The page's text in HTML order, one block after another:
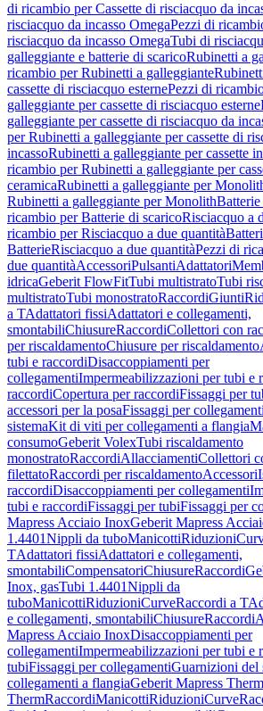
di ricambio per Cassette di risciacquo da
risciacquo da incasso OmegaPezzi di
risciacquo da incasso OmegaTubi di
galleggiante e batterie di scaricoRubinetti a
ricambio per Rubinetti a galleggiante
cassette di risciacquo esternePezzi di
galleggiante per cassette di risciacquo esterne
galleggiante per cassette di risciacquo da
per Rubinetti a galleggiante per cassette di
incassoRubinetti a galleggiante per cassette
ricambio per Rubinetti a galleggiante per
ceramicaRubinetti a galleggiante per
Rubinetti a galleggiante per Monolith
ricambio per Batterie di scaricoRisciacquo a
ricambio per Risciacquo a due quantità
BatterieRisciacquo a due quantitàPezzi di
due quantitàAccessoriPulsantiAdattatori
idricaGeberit FlowFitTubi multistratoTubi
multistratoTubi monostratoRaccordiGiunti
a TAdattatori fissiAdattatori e collegamenti,
smontabiliChiusureRaccordiCollettori con
per riscaldamentoChiusure per riscaldamento
tubi e raccordiDisaccoppiamenti per
collegamentiImpermeabilizzazioni per tubi e
raccordiCopertura per raccordiFissaggi per
accessori per la posaFissaggi per collegamenti
sistemaKit di viti per collegamenti a flangia
consumoGeberit VolexTubi riscaldamento
monostratoRaccordiAllacciamentiCollettori
filettatoRaccordi per riscaldamentoAccessori
raccordiDisaccoppiamenti per collegamenti
tubi e raccordiFissaggi per tubiFissaggi per
Mapress Acciaio InoxGeberit Mapress
1.4401Nippli da tuboManicottiRiduzioni
TAdattatori fissiAdattatori e collegamenti,
smontabiliCompensatoriChiusureRaccordi
Inox, gasTubi 1.4401Nippli da
tuboManicottiRiduzioniCurveRaccordi a T
e collegamenti, smontabiliChiusureRaccordi
Mapress Acciaio InoxDisaccoppiamenti per
collegamentiImpermeabilizzazioni per tubi e
tubiFissaggi per collegamentiGuarnizioni del
collegamenti a flangiaGeberit Mapress Therm
ThermRaccordiManicottiRiduzioniCurve